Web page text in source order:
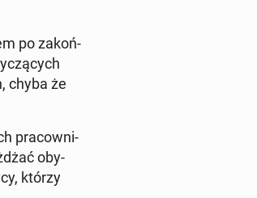
po za­koń­
chyba że
pra­cow­ni­
oby­
którzy